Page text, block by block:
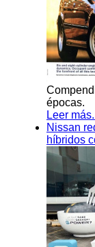
épocas.
Leer
Nissan
híbridos